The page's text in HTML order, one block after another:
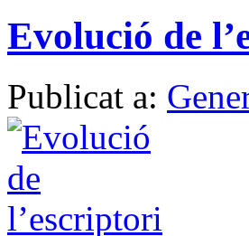
Evolució de
Publicat a: